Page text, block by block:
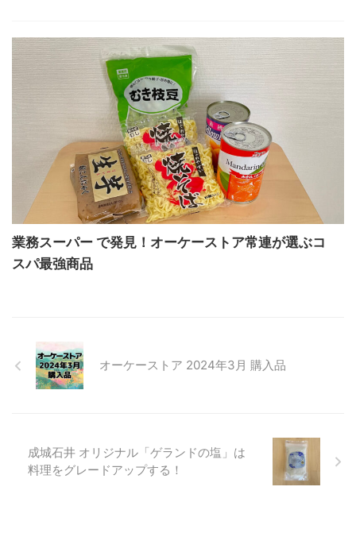
業務スーパー で発見！オーケーストア常連が選ぶコ
スパ最強商品
オーケーストア 2024年3月 購入品
成城石井 オリジナル「ゲランドの塩」は
料理をグレードアップする！